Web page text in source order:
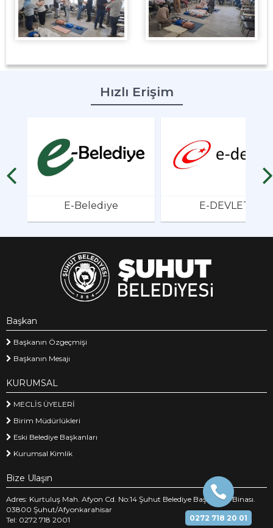
0272 718 20 01
Hızlı Erişim
E-Belediye E-DEVLET
Başkan
Başkanın Özgeçmişi
Başkanın Mesajı
KURUMSAL
MECLİS ÜYELERİ
Birim Müdürlükleri
Eski Belediye Başkanları
Kurumsal Kimlik
Bize Ulaşın
Adres: Kurtuluş Mah. Afyon Cd. No:14 Şuhut Belediye Başkanlığı Binası.
03800 Şuhut/Afyonkarahisar
Tel: 0272 718 2001